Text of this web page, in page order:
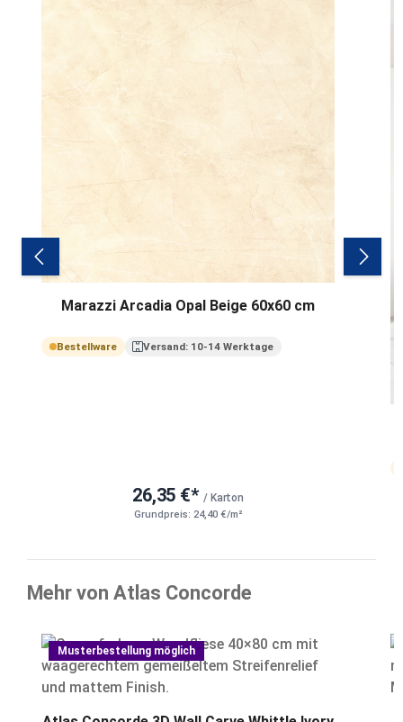
Marazzi Arcadia Opal Beige 60x60 cm
Bestellware Versand: 10-14 Werktage
26,35 €* / Karton
Grundpreis: 24,40 €/m²
Mehr von Atlas Concorde
Musterbestellung möglich